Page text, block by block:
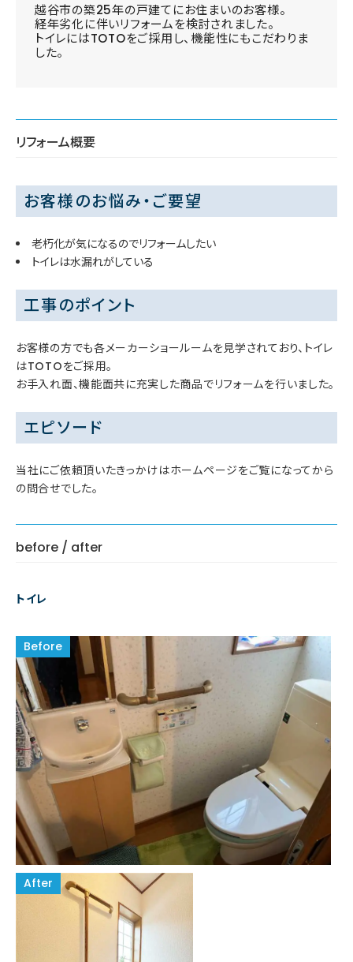
越谷市の築25年の戸建てにお住まいのお客様。
経年劣化に伴いリフォームを検討されました。
トイレにはTOTOをご採用し、機能性にもこだわりま
した。
リフォーム概要
お客様のお悩み・ご要望
老朽化が気になるのでリフォームしたい
トイレは水漏れがしている
工事のポイント
お客様の方でも各メーカーショールームを見学されており、トイレ
はTOTOをご採用。
お手入れ面、機能面共に充実した商品でリフォームを行いました。
エピソード
当社にご依頼頂いたきっかけはホームページをご覧になってから
の問合せでした。
before / after
トイレ